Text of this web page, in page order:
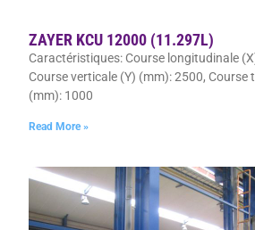
ZAYER KCU 12000 (11.297L)
Caractéristiques: Course longitudinale
Course verticale (Y) (mm): 2500, Course
(mm): 1000
Read More »